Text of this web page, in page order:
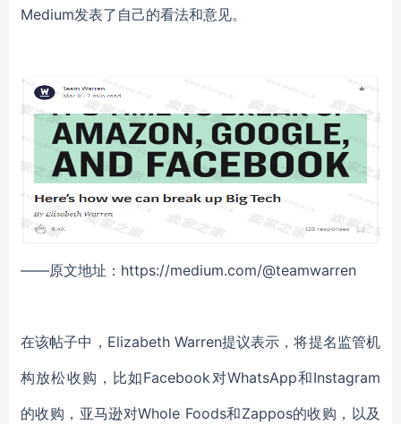
Medium发表了自己的看法和意见。
——原文地址：https://medium.com/@teamwarren
在该帖子中，Elizabeth Warren提议表示，将提名监管机
构放松收购，比如Facebook对WhatsApp和Instagram
的收购，亚马逊对Whole Foods和Zappos的收购，以及